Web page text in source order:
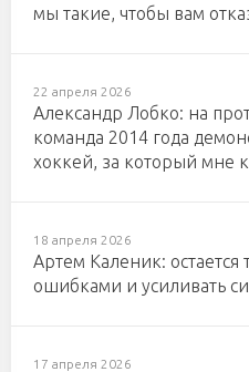
мы такие, чтобы вам
22 апреля 2026
Александр Лобко: на
команда 2014 года
хоккей, за который мне
18 апреля 2026
Артем Каленик: остается
ошибками и усиливать
17 апреля 2026